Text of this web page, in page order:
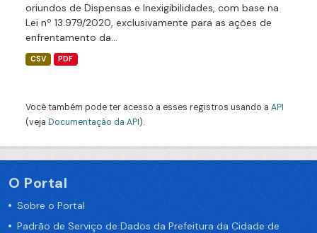
oriundos de Dispensas e Inexigibilidades, com base na
Lei nº 13.979/2020, exclusivamente para as ações de
enfrentamento da...
CSV PDF
Você também pode ter acesso a esses registros usando a API
(veja Documentação da API).
O Portal
Sobre o Portal
Padrão de Serviço de Dados da Prefeitura da Cidade de